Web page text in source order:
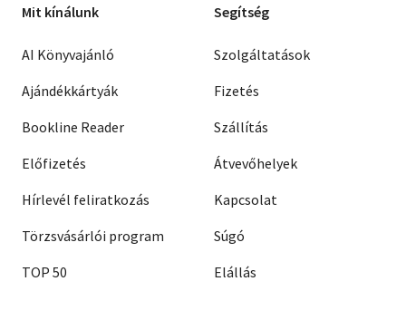
Mit kínálunk
AI Könyvajánló
Ajándékkártyák
Bookline Reader
Előfizetés
Hírlevél feliratkozás
Törzsvásárlói program
TOP 50
Segítség
Szolgáltatások
Fizetés
Szállítás
Átvevőhelyek
Kapcsolat
Súgó
Elállás